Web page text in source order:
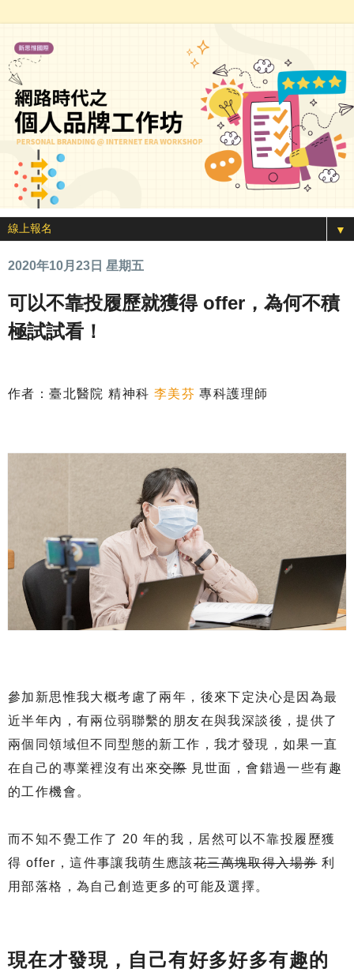
▼
2020年10月23日 星期五
可以不靠投履歷就獲得 offer，為何不積
極試試看！
作者：臺北醫院 精神科 李美芬 專科護理師
參加新思惟我大概考慮了兩年，後來下定決心是因為最
近半年內，有兩位弱聯繫的朋友在與我深談後，提供了
兩個同領域但不同型態的新工作，我才發現，如果一直
在自己的專業裡沒有出來交際見世面，會錯過一些有趣
的工作機會。
而不知不覺工作了 20 年的我，居然可以不靠投履歷獲
得 offer，這件事讓我萌生應該花三萬塊取得入場券利
用部落格，為自己創造更多的可能及選擇。
現在才發現，自己有好多好多有趣的